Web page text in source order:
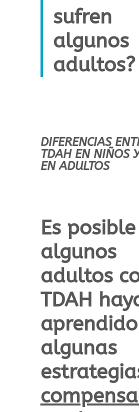
sufren
algunos
adultos?
DIFERENCIAS
TDAH EN NIÑOS
EN ADULTOS
Es
algunos
adultos
TDAH
aprendido
algunas